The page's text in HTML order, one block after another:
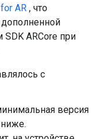
AR , что
SDK ARCore при
с
версия
ниже.